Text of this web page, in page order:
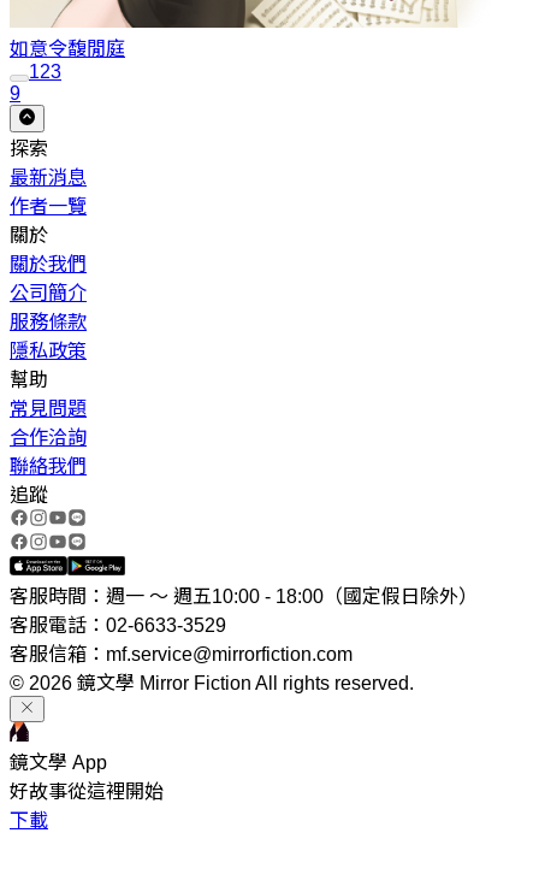
如意令馥閒庭
123
9
探索
最新消息
作者一覽
關於
關於我們
公司簡介
服務條款
隱私政策
幫助
常見問題
合作洽詢
聯絡我們
追蹤
客服時間：週一 ～ 週五10:00 - 18:00（國定假日除外）
客服電話：02-6633-3529
客服信箱：mf.service@mirrorfiction.com
© 2026 鏡文學 Mirror Fiction All rights reserved.
鏡文學 App
好故事從這裡開始
下載